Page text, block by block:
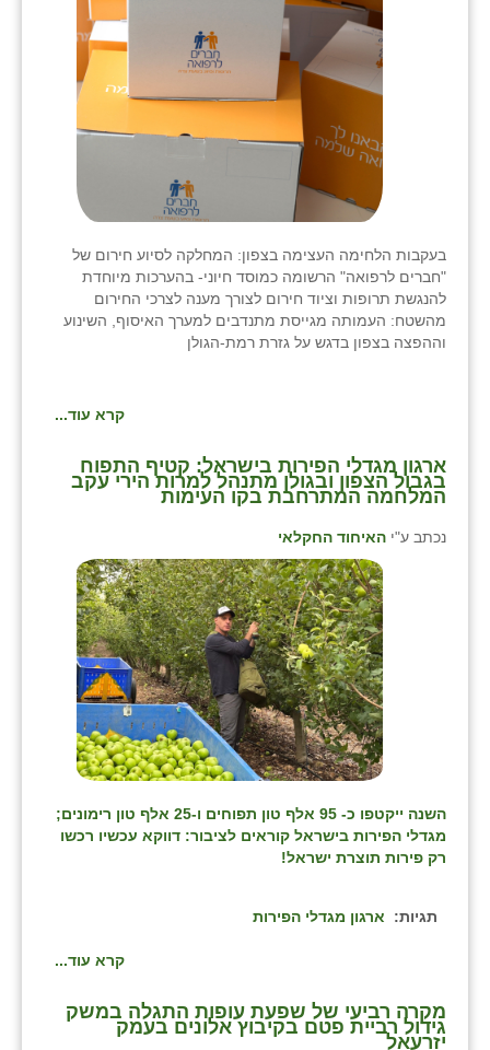
בעקבות הלחימה העצימה בצפון: המחלקה לסיוע חירום של
"חברים לרפואה" הרשומה כמוסד חיוני- בהערכות מיוחדת
להנגשת תרופות וציוד חירום לצורך מענה לצרכי החירום
מהשטח: העמותה מגייסת מתנדבים למערך האיסוף, השינוע
וההפצה בצפון בדגש על גזרת רמת-הגולן
קרא עוד...
ארגון מגדלי הפירות בישראל: קטיף התפוח
בגבול הצפון ובגולן מתנהל למרות הירי עקב
המלחמה המתרחבת בקו העימות
נכתב ע"י האיחוד החקלאי
השנה ייקטפו כ- 95 אלף טון תפוחים ו-25 אלף טון רימונים;
מגדלי הפירות בישראל קוראים לציבור: דווקא עכשיו רכשו
רק פירות תוצרת ישראל!
תגיות: ארגון מגדלי הפירות
קרא עוד...
מקרה רביעי של שפעת עופות התגלה במשק
גידול רביית פטם בקיבוץ אלונים בעמק
יזרעאל